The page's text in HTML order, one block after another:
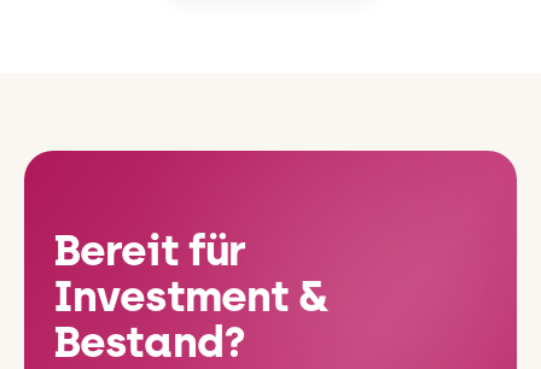
Bereit für
Investment &
Bestand?